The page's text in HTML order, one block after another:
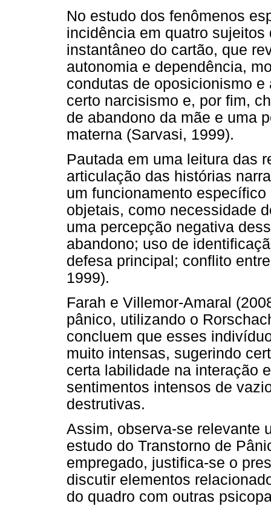
No estudo dos fenômenos
incidência em quatro
instantâneo do cartão, que
autonomia e dependência,
condutas de oposicionismo
certo narcisismo e, por fim,
de abandono da mãe e uma
materna (Sarvasi, 1999).
Pautada em uma leitura das
articulação das histórias
um funcionamento
objetais, como necessidade
uma percepção negativa
abandono; uso de
defesa principal; conflito
1999).
Farah e Villemor-Amaral
pânico, utilizando o
concluem que esses
muito intensas, sugerindo
certa labilidade na interação
sentimentos intensos de
destrutivas.
Assim, observa-se relevante
estudo do Transtorno de
empregado, justifica-se o
discutir elementos
do quadro com outras